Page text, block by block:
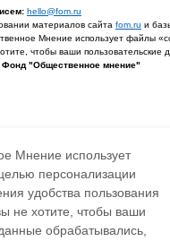
hello@fom.ru
материалов сайта fom.ru и
Мнение использует файлы
чтобы ваши пользовательские
Фонд "Общественное мнение"
Мнение использует
персонализации
удобства пользования
не хотите, чтобы ваши
обрабатывались,